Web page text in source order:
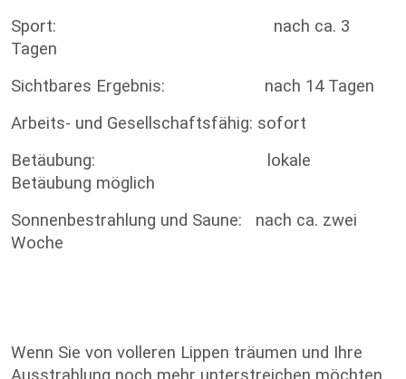
Sport: nach ca. 3
Tagen
Sichtbares Ergebnis: nach 14 Tagen
Arbeits- und Gesellschaftsfähig: sofort
Betäubung: lokale
Betäubung möglich
Sonnenbestrahlung und Saune: nach ca. zwei
Woche
Wenn Sie von volleren Lippen träumen und Ihre